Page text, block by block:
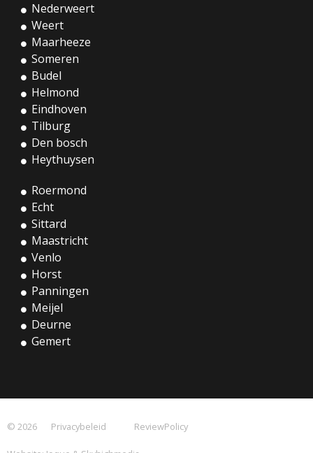
Nederweert
Weert
Maarheeze
Someren
Budel
Helmond
Eindhoven
Tilburg
Den bosch
Heythuysen
Roermond
Echt
Sittard
Maastricht
Venlo
Horst
Panningen
Meijel
Deurne
Gemert
© 2026 Privacybeleid ReviewPolicy